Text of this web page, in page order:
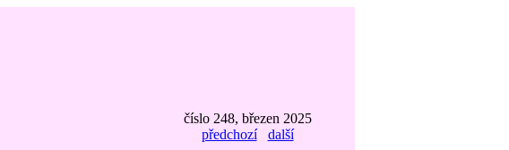
číslo 248, březen 2025
předchozí
další